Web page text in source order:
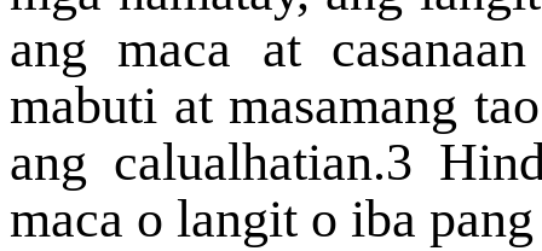
ang maca at
mabuti at masamang
ang calualhatian.3
maca o langit o iba